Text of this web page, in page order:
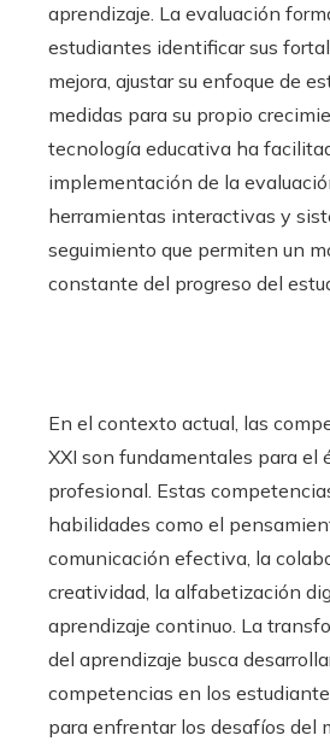
aprendizaje. La evaluación
estudiantes identificar sus
mejora, ajustar su enfoque de
medidas para su propio
tecnología educativa ha
implementación de la
herramientas interactivas y
seguimiento que permiten un
constante del progreso del
En el contexto actual, las
XXI son fundamentales para el
profesional. Estas
habilidades como el
comunicación efectiva, la
creatividad, la alfabetización
aprendizaje continuo. La
del aprendizaje busca
competencias en los
para enfrentar los desafíos del